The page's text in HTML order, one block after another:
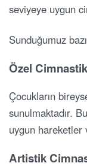
seviyeye uygun
Sunduğumuz
Özel
Çocukların
sunulmaktadır.
uygun hareketler
Artistik